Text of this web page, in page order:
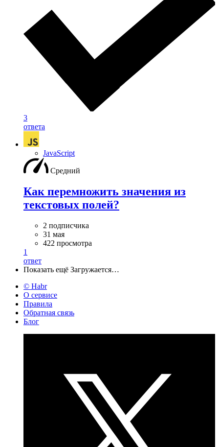
3
ответа
JavaScript
Средний
Как перемножить значения из
текстовых полей?
2 подписчика
31 мая
422 просмотра
1
ответ
Показать ещё Загружается…
© Habr
О сервисе
Правила
Обратная связь
Блог